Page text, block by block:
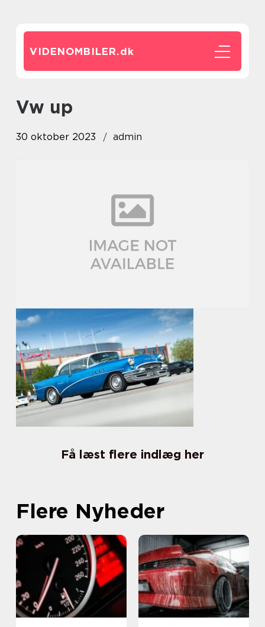
VIDENOMBILER.dk
vw up
30 oktober 2023 admin
Få læst flere indlæg her
Flere Nyheder